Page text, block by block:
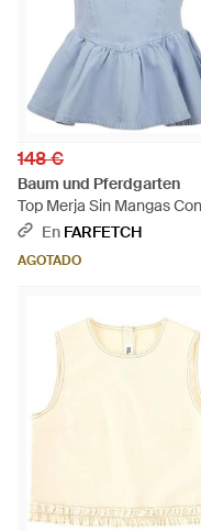
148 €
Baum und Pferdgarten
Top Merja Sin Mangas Con
Peplum - Azul
En FARFETCH
AGOTADO